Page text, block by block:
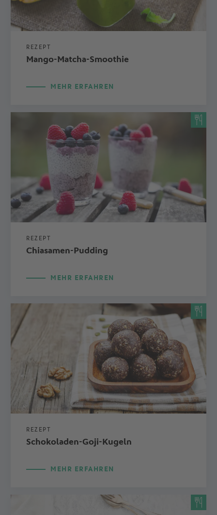
REZEPT
Mango-Matcha-Smoothie
MEHR ERFAHREN
REZEPT
Chiasamen-Pudding
MEHR ERFAHREN
REZEPT
Schokoladen-Goji-Kugeln
MEHR ERFAHREN